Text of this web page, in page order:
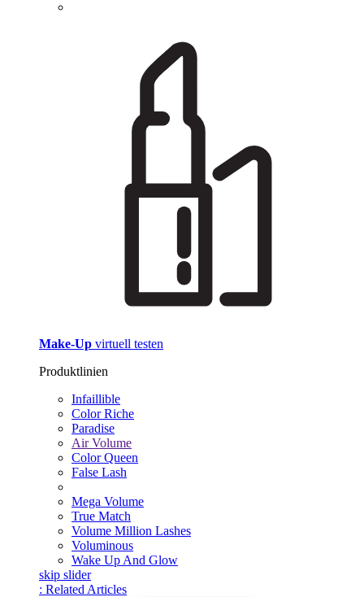
Make-Up virtuell testen
Produktlinien
Infaillible
Color Riche
Paradise
Air Volume
Color Queen
False Lash
Mega Volume
True Match
Volume Million Lashes
Voluminous
Wake Up And Glow
skip slider
: Related Articles